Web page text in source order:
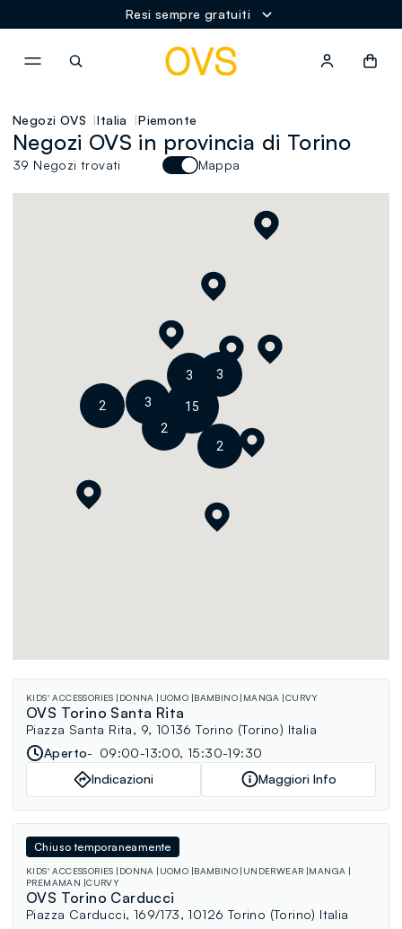
Resi sempre gratuiti
15
2
3
2
2
3
3
Negozi OVS Italia Piemonte
Negozi OVS in provincia di Torino
39 Negozi trovati Mappa
KIDS' ACCESSORIES DONNA UOMO BAMBINO MANGA CURVY
OVS Torino Santa Rita
Piazza Santa Rita, 9, 10136 Torino (Torino) Italia
Aperto
09:00-13:00, 15:30-19:30
Indicazioni
Maggiori Info
Chiuso temporaneamente
KIDS' ACCESSORIES DONNA UOMO BAMBINO UNDERWEAR MANGA
PREMAMAN CURVY
OVS Torino Carducci
Piazza Carducci, 169/173, 10126 Torino (Torino) Italia